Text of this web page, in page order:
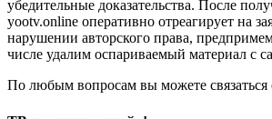
убедительные доказательства. После
yootv.online оперативно отреагирует на
нарушении авторского права,
числе удалим оспариваемый материал с
По любым вопросам вы можете связаться